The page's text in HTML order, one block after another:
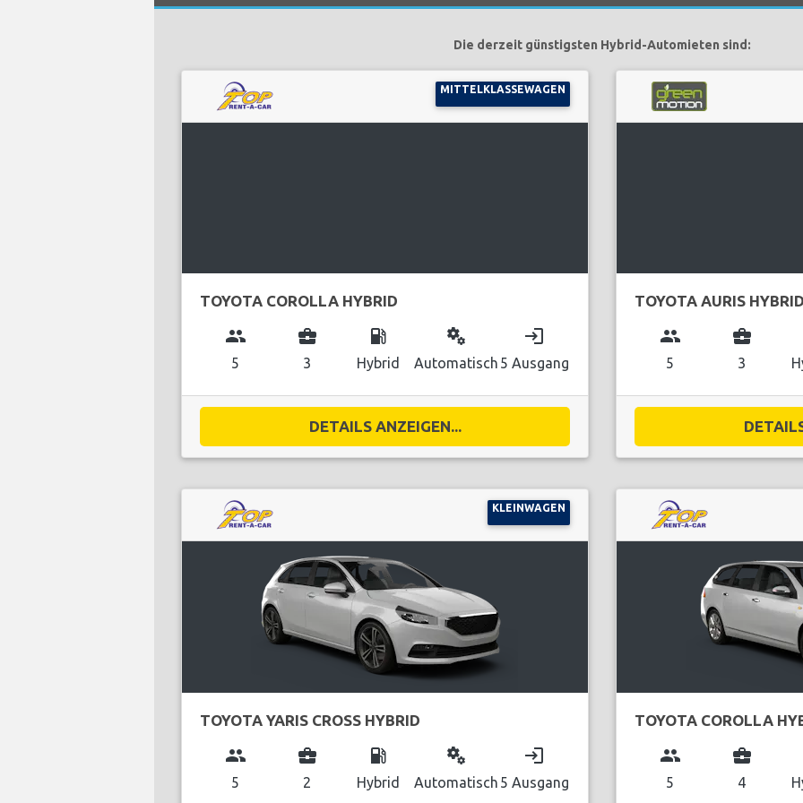
Die derzeit günstigsten Hybrid-Automieten sind:
MITTELKLASSEWAGEN
TOYOTA COROLLA HYBRID
group
5
business_center
3
local_gas_station
Hybrid
miscellaneous_services
Automatisch
login
5 Ausgang
DETAILS ANZEIGEN...
TOYOTA AURIS HYBRID
group
5
business_center
3
KLEINWAGEN
TOYOTA YARIS CROSS HYBRID
group
5
business_center
2
local_gas_station
Hybrid
miscellaneous_services
Automatisch
login
5 Ausgang
TOYOTA COROLLA
group
5
business_center
4